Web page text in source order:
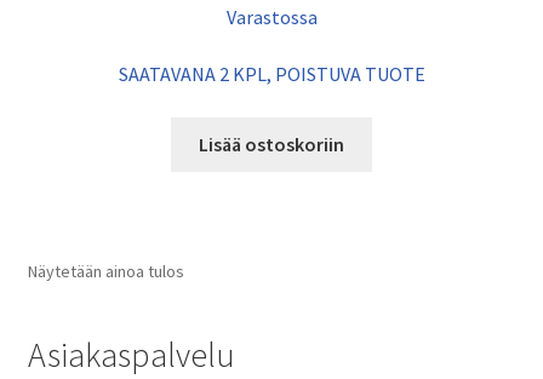
Varastossa
SAATAVANA 2 KPL, POISTUVA TUOTE
Lisää ostoskoriin
Näytetään ainoa tulos
Asiakaspalvelu